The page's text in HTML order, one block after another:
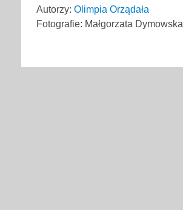
Autorzy: Olimpia Orządała
Fotografie: Małgorzata Dymowska